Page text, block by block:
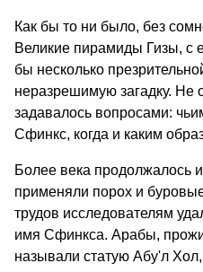
Как бы то ни было, без
Великие пирамиды Гизы, с
бы несколько
неразрешимую загадку. Не
задавалось вопросами:
Сфинкс, когда и каким
Более века продолжалось
применяли порох и
трудов исследователям
имя Сфинкса. Арабы,
называли статую Абу'л